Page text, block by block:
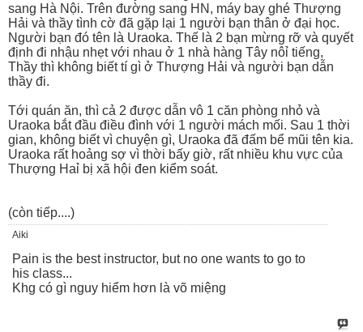
sang Hà Nội. Trên đường sang HN, máy bay ghé Thượng
Hải và thầy tình cờ đã gặp lại 1 người bạn thân ở đại học.
Người bạn đó tên là Uraoka. Thế là 2 bạn mừng rỡ và quyết
định đi nhậu nhẹt với nhau ở 1 nhà hàng Tây nôỉ tiếng,
Thầy thì không biết tí gì ở Thượng Hải và người bạn dẫn
thầy đi.
Tới quán ăn, thì cả 2 được dẫn vô 1 căn phòng nhỏ và
Uraoka bắt đầu điều đình với 1 người mách mối. Sau 1 thời
gian, không biết vì chuyện gì, Uraoka đã đấm bể mũi tên kia.
Uraoka rất hoảng sợ vì thời bấy giờ, rất nhiều khu vực của
Thượng Haỉ bị xã hội đen kiểm soát.
(còn tiếp....)
Aiki
Pain is the best instructor, but no one wants to go to
his class...
Khg có gì nguy hiểm hơn là võ miệng